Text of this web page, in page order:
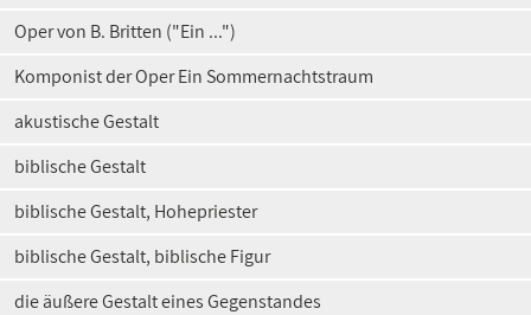
Oper von B. Britten ("Ein ...")
Komponist der Oper Ein Sommernachtstraum
akustische Gestalt
biblische Gestalt
biblische Gestalt, Hohepriester
biblische Gestalt, biblische Figur
die äußere Gestalt eines Gegenstandes